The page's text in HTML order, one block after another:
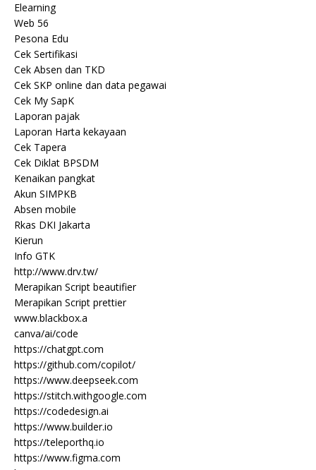
Elearning
Web 56
Pesona Edu
Cek Sertifikasi
Cek Absen dan TKD
Cek SKP online dan data pegawai
Cek My SapK
Laporan pajak
Laporan Harta kekayaan
Cek Tapera
Cek Diklat BPSDM
Kenaikan pangkat
Akun SIMPKB
Absen mobile
Rkas DKI Jakarta
Kierun
Info GTK
http://www.drv.tw/
Merapikan Script beautifier
Merapikan Script prettier
www.blackbox.a
canva/ai/code
https://chatgpt.com
https://github.com/copilot/
https://www.deepseek.com
https://stitch.withgoogle.com
https://codedesign.ai
https://www.builder.io
https://teleporthq.io
https://www.figma.com